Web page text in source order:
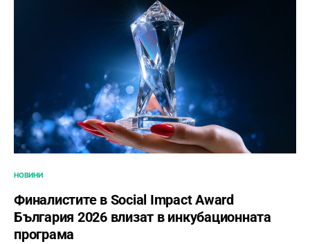
НОВИНИ
Финалистите в Social Impact Award
България 2026 влизат в инкубационната
програма